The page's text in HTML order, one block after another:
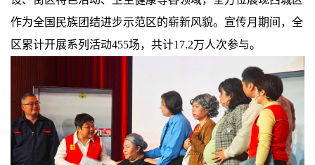
作为全国民族团结进步示范区的崭新风貌。宣传月期间，全
区累计开展系列活动455场，共计17.2万人次参与。